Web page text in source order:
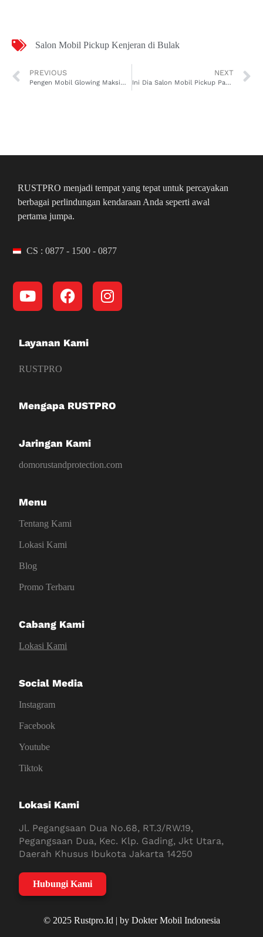
Salon Mobil Pickup Kenjeran di Bulak
PREVIOUS
Pengen Mobil Glowing Maksimal? Coba Autodetailing Mobil Hatchback Pondok Jagung di Serpong Utara!
NEXT
Ini Dia Salon Mobil Pickup Panjunan di Lemahwungkuk Favorit Banyak Orang!
RUSTPRO menjadi tempat yang tepat untuk percayakan
berbagai perlindungan kendaraan Anda seperti awal
pertama jumpa.
CS : 0877 - 1500 - 0877
Layanan Kami
RUSTPRO
Mengapa RUSTPRO
Jaringan Kami
domorustandprotection.com
Menu
Tentang Kami
Lokasi Kami
Blog
Promo Terbaru
Cabang Kami
Lokasi Kami
Social Media
Instagram
Facebook
Youtube
Tiktok
Lokasi Kami
Jl. Pegangsaan Dua No.68, RT.3/RW.19,
Pegangsaan Dua, Kec. Klp. Gading, Jkt Utara,
Daerah Khusus Ibukota Jakarta 14250
Hubungi Kami
© 2025 Rustpro.Id | by Dokter Mobil Indonesia